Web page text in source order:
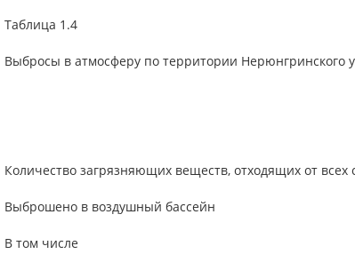
Таблица 1.4
Выбросы в атмосферу по территории Нерюнгринского
Количество загрязняющих веществ, отходящих от
Выброшено в воздушный бассейн
В том числе